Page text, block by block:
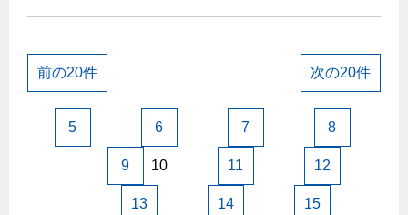
前の20件
5 6 7 8
9 10 11 12
13 14 15
次の20件